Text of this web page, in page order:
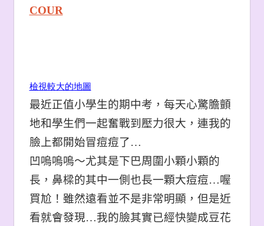
COUR
檢視較大的地圖
最近正值小學生的期中考，每天心驚膽顫
地和學生們一起奮戰到壓力很大，連我的
臉上都開始冒痘痘了…
凹嗚嗚嗚～尤其是下巴周圍小顆小顆的
長，鼻樑的其中一側也長一顆大痘痘…喔
買尬！雖然遠看並不是非常明顯，但是近
看就會發現…我的臉其實已經快變成豆花